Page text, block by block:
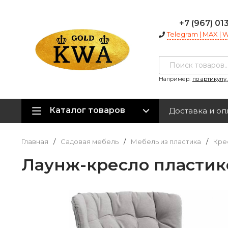
+7 (967)
Telegram | MAX |
Например: по
Каталог товаров Доставка и
Главная / Садовая мебель / Мебель из пластика /
Лаунж-кресло